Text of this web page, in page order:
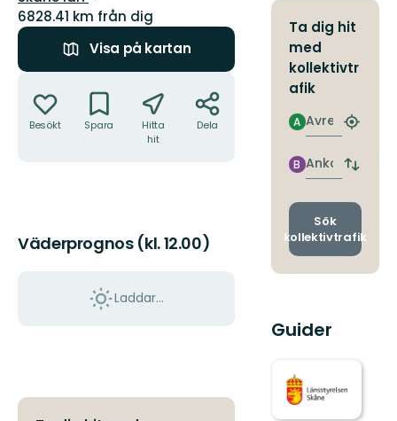
6828.41 km från dig
Visa på kartan
Besökt Spara
Hitta
hit
Dela
Väderprognos (kl. 12.00)
Laddar...
Ta dig hit
med
kollektivtr
afik
Avresa
A
Hitta
Ankomst
B
Byt
och
Sök
kollektivtrafik
Guider